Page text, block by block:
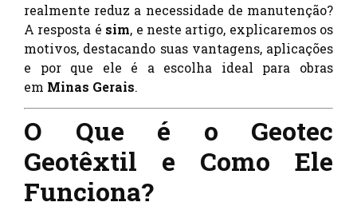
realmente reduz a necessidade de manutenção?
A resposta é sim, e neste artigo, explicaremos os
motivos, destacando suas vantagens, aplicações
e por que ele é a escolha ideal para obras
em Minas Gerais.
O Que é o Geotec
Geotêxtil e Como Ele
Funciona?